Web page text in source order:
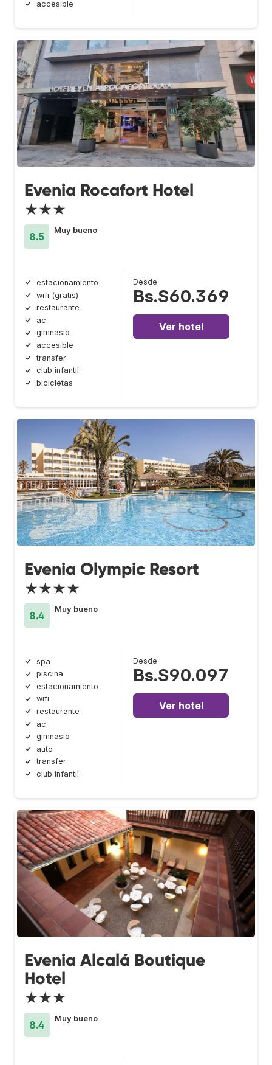
accesible
Evenia Rocafort Hotel
★★★
8.5
Muy bueno
estacionamiento
wifi (gratis)
restaurante
ac
gimnasio
accesible
transfer
club infantil
bicicletas
Desde
Bs.S60.369
Ver hotel
Evenia Olympic Resort
★★★★
8.4
Muy bueno
spa
piscina
estacionamiento
wifi
restaurante
ac
gimnasio
auto
transfer
club infantil
Desde
Bs.S90.097
Ver hotel
Evenia Alcalá Boutique
Hotel
★★★
8.4
Muy bueno